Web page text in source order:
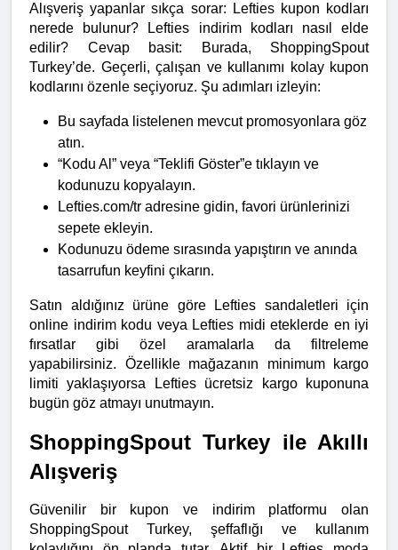
Alışveriş yapanlar sıkça sorar: Lefties kupon kodları
nerede bulunur? Lefties indirim kodları nasıl elde
edilir? Cevap basit: Burada, ShoppingSpout
Turkey’de. Geçerli, çalışan ve kullanımı kolay kupon
kodlarını özenle seçiyoruz. Şu adımları izleyin:
Bu sayfada listelenen mevcut promosyonlara göz
atın.
“Kodu Al” veya “Teklifi Göster”e tıklayın ve
kodunuzu kopyalayın.
Lefties.com/tr adresine gidin, favori ürünlerinizi
sepete ekleyin.
Kodunuzu ödeme sırasında yapıştırın ve anında
tasarrufun keyfini çıkarın.
Satın aldığınız ürüne göre Lefties sandaletleri için
online indirim kodu veya Lefties midi eteklerde en iyi
fırsatlar gibi özel aramalarla da filtreleme
yapabilirsiniz. Özellikle mağazanın minimum kargo
limiti yaklaşıyorsa Lefties ücretsiz kargo kuponuna
bugün göz atmayı unutmayın.
ShoppingSpout Turkey ile Akıllı
Alışveriş
Güvenilir bir kupon ve indirim platformu olan
ShoppingSpout Turkey, şeffaflığı ve kullanım